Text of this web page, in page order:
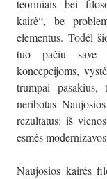
teoriniais bei
kairė“, be
elementus. Todėl
tuo pačiu save
koncepcijoms,
trumpai pasakius,
neribotas
rezultatus: iš
esmės
Naujosios kairės